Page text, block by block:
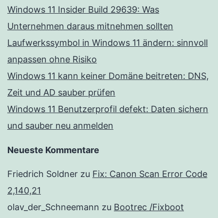
Windows 11 Insider Build 29639: Was
Unternehmen daraus mitnehmen sollten
Laufwerkssymbol in Windows 11 ändern: sinnvoll
anpassen ohne Risiko
Windows 11 kann keiner Domäne beitreten: DNS,
Zeit und AD sauber prüfen
Windows 11 Benutzerprofil defekt: Daten sichern
und sauber neu anmelden
Neueste Kommentare
Friedrich Soldner zu Fix: Canon Scan Error Code
2,140,21
olav_der_Schneemann zu Bootrec /Fixboot